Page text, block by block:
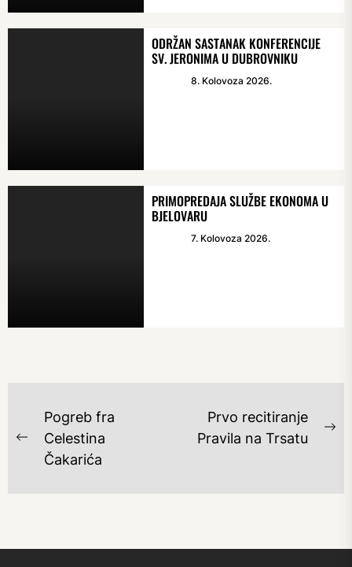
ODRŽAN SASTANAK KONFERENCIJE
SV. JERONIMA U DUBROVNIKU
8. Kolovoza 2026.
PRIMOPREDAJA SLUŽBE EKONOMA U
BJELOVARU
7. Kolovoza 2026.
NAVIGACIJA
OBJAVA
Previous
post:
Pogreb fra
Celestina
Čakarića
Prvo recitiranje
Pravila na Trsatu